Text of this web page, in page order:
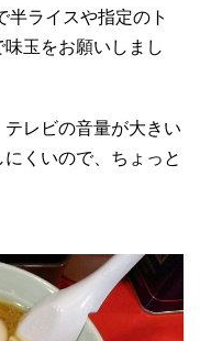
半ライスや指定のト
玉をお願いしまし
レビの音量が大きい
くいので、ちょっと